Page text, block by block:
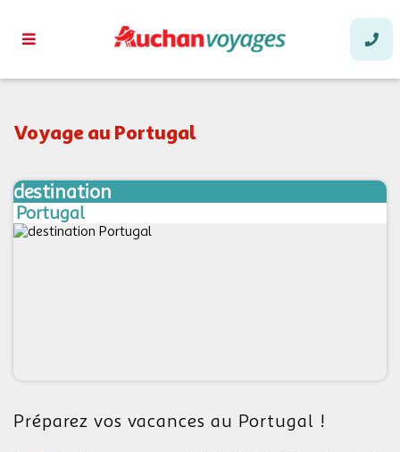
Voyage au Portugal
destination
Portugal
Préparez vos vacances au Portugal !